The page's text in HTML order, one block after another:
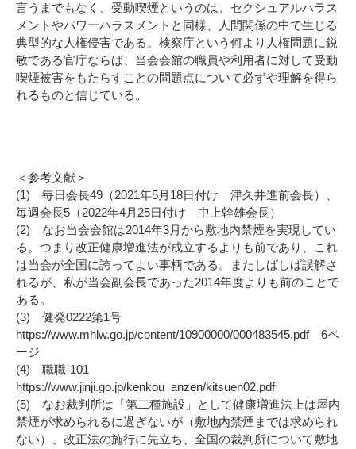
言うまでもなく、受動喫煙というのは、セクシュアルハラス
メントやパワーハラスメントと同様、人間関係の中で生じる
典型的な人権侵害である。検察庁という何より人権問題に鋭
敏である官庁ならば、当会会館の職員や利用者に対して受動
喫煙被害をもたらすことの問題点について必ずや理解を得ら
れるものと信じている。
＜参考文献＞
(1) 毎日会長49（2021年5月18日付け 津久井進前会長）、
毎週会長5（2022年4月25日付け 中上幹雄会長）
(2) なお当会会館は2014年3月から敷地内禁煙を実現してい
る。つまり改正健康増進法が成立するよりも前であり、これ
は当会が全国に誇ってよい事柄である。またしばしば誤解さ
れるが、私が当会副会長であった2014年度よりも前のことで
ある。
(3) 健発0222第1号
https://www.mhlw.go.jp/content/10900000/000483545.pdf 6ペ
ージ
(4) 職職-101
https://www.jinji.go.jp/kenkou_anzen/kitsuen02.pdf
(5) なお裁判所は「第二種施設」として健康増進法上は屋内
禁煙が求められるに過ぎないが（敷地内禁煙までは求められ
ない）、改正法の施行に先立ち、全国の裁判所について敷地